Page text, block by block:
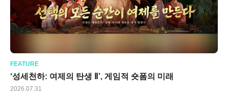
FEATURE
‘성세천하: 여제의 탄생 Ⅱ’, 게임적 숏폼의 미래
2026.07.31